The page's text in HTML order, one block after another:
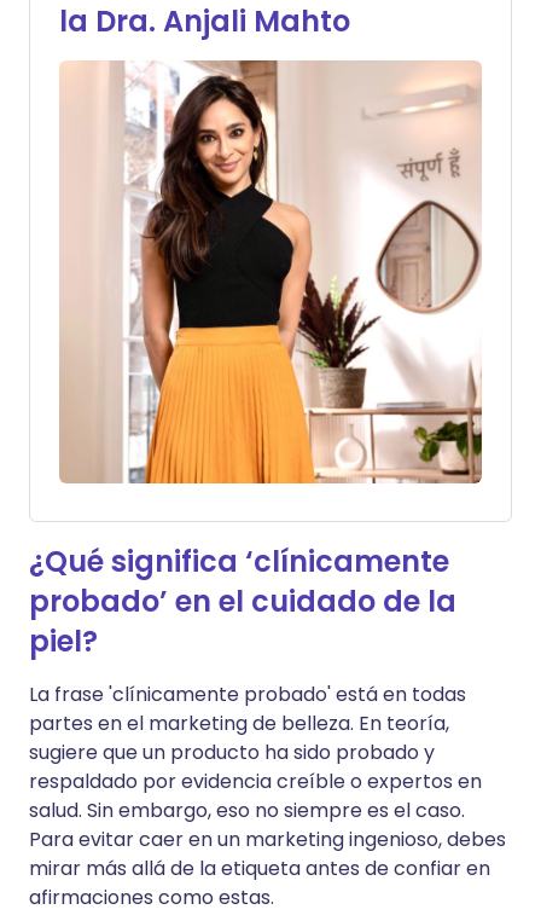
la Dra. Anjali Mahto
¿Qué significa ‘clínicamente
probado’ en el cuidado de la
piel?
La frase 'clínicamente probado' está en todas
partes en el marketing de belleza. En teoría,
sugiere que un producto ha sido probado y
respaldado por evidencia creíble o expertos en
salud. Sin embargo, eso no siempre es el caso.
Para evitar caer en un marketing ingenioso, debes
mirar más allá de la etiqueta antes de confiar en
afirmaciones como estas.